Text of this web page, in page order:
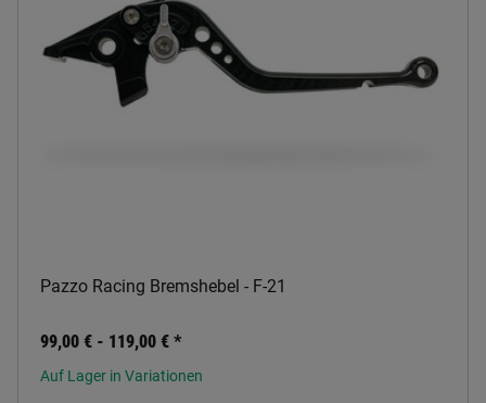
Pazzo Racing Bremshebel - F-21
99,00 € - 119,00 € *
Auf Lager in Variationen